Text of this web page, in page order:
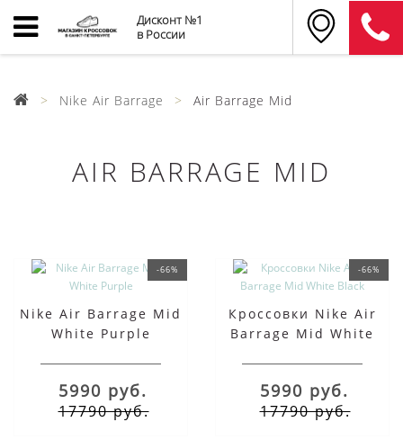
Дисконт №1
в России
Nike Air Barrage Air Barrage Mid
AIR BARRAGE MID
-66%
Nike Air Barrage Mid
White Purple
5990 руб.
17790 руб.
-66%
Кроссовки Nike Air
Barrage Mid White
5990 руб.
17790 руб.